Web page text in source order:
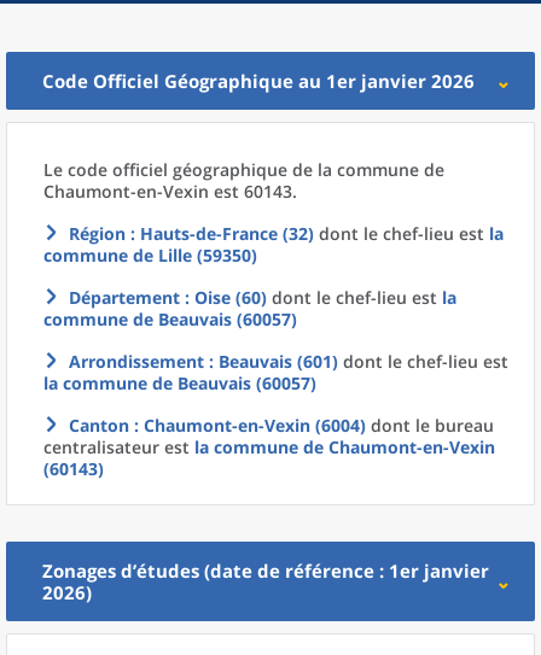
Code Officiel Géographique au 1er janvier 2026
Le code officiel géographique de la commune de
Chaumont-en-Vexin est 60143.
Région : Hauts-de-France (32) dont le chef-lieu est la
commune de Lille (59350)
Département : Oise (60) dont le chef-lieu est la
commune de Beauvais (60057)
Arrondissement : Beauvais (601) dont le chef-lieu est
la commune de Beauvais (60057)
Canton : Chaumont-en-Vexin (6004) dont le bureau
centralisateur est la commune de Chaumont-en-Vexin
(60143)
Zonages d’études (date de référence : 1er janvier
2026)